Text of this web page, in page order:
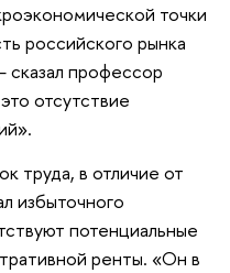
точки
российского рынка
сказал профессор
отсутствие
труда, в отличие от
избыточного
потенциальные
ренты. «Он в